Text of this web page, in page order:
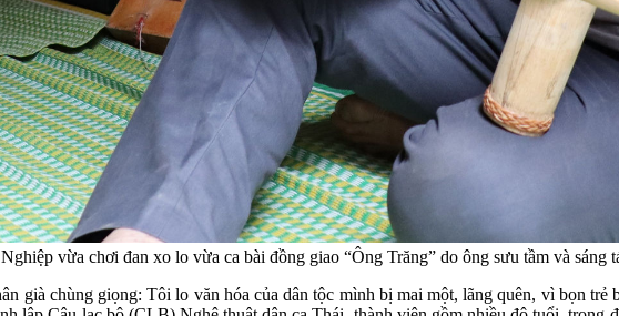
vừa chơi đan xo lo vừa ca bài đồng giao “Ông Trăng” do ông sưu tầm và sáng
già chùng giọng: Tôi lo văn hóa của dân tộc mình bị mai một, lãng quên, vì bọn